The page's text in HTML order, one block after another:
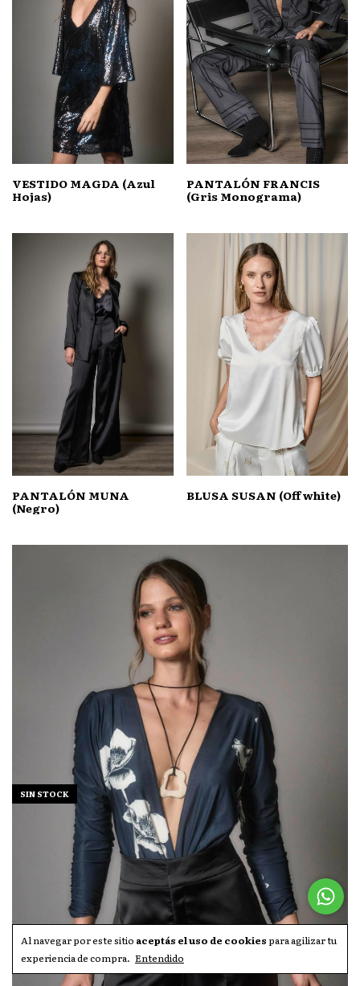
Al navegar por este sitio aceptás el uso de cookies para agilizar tu
experiencia de compra. Entendido
VESTIDO MAGDA (Azul
Hojas)
PANTALÓN FRANCIS
(Gris Monograma)
PANTALÓN MUNA
(Negro)
BLUSA SUSAN (Off white)
SIN STOCK